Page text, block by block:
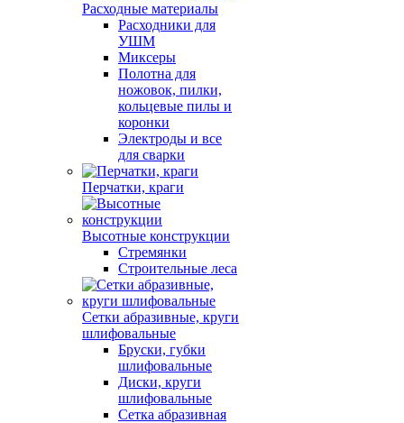
Расходные материалы
Расходники для
УШМ
Миксеры
Полотна для
ножовок, пилки,
кольцевые пилы и
коронки
Электроды и все
для сварки
Перчатки, краги
Высотные конструкции
Стремянки
Строительные леса
Сетки абразивные, круги
шлифовальные
Бруски, губки
шлифовальные
Диски, круги
шлифовальные
Сетка абразивная